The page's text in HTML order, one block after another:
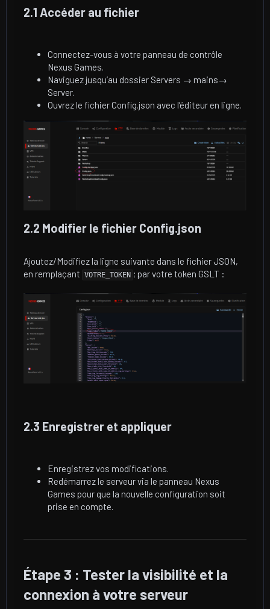
2.1 Accéder au fichier​
Connectez-vous à votre panneau de contrôle
Nexus Games.
Naviguez jusqu’au dossier Servers → mains→
Server.
Ouvrez le fichier Config.json avec l’éditeur en ligne.
2.2 Modifier le fichier Config.json​
Ajoutez/Modifiez la ligne suivante dans le fichier JSON,
en remplaçant VOTRE_TOKEN ; par votre token GSLT :
2.3 Enregistrer et appliquer​
Enregistrez vos modifications.
Redémarrez le serveur via le panneau Nexus
Games pour que la nouvelle configuration soit
prise en compte.
Étape 3 : Tester la visibilité et la
connexion à votre serveur​